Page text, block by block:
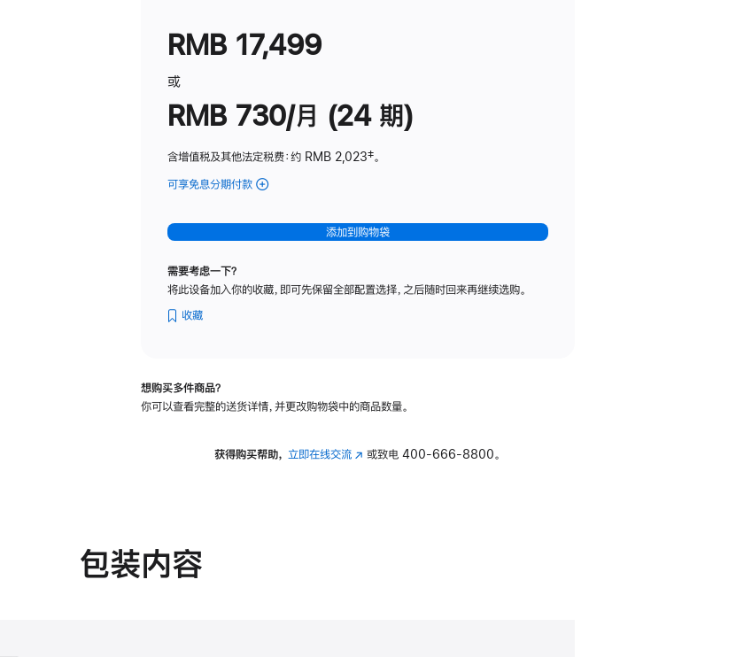
RMB 17,499
或
RMB 730/月 (24 期)
含增值税及其他法定税费：约 RMB 2,023脚
‡。
可享免息分期付款 (Studio
-
纳
理
可
斜
添加到购物袋
需要考虑一下？
将此设备加入你的收藏，即可先保留全部配置选择，之后随时回来再继续选购。
收藏
想购买多件商品？
你可以查看完整的送货详情，并更改购物袋中的商品数量。
获得购买帮助， 立即在线交流(在 或致电400-666-8800。
包装内容